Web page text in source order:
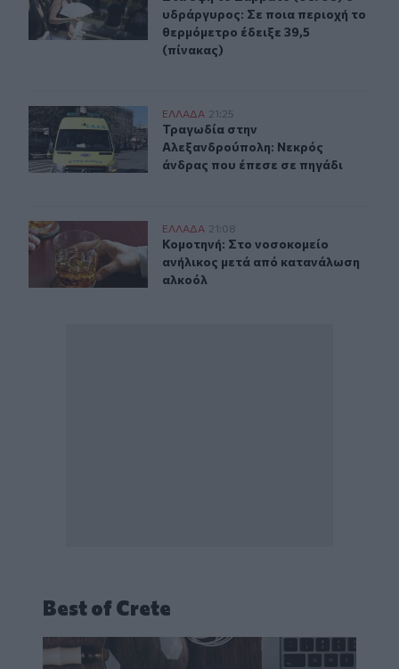
υδράργυρος: Σε ποια περιοχή το
θερμόμετρο έδειξε 39,5
(πίνακας)
Τραγωδία στην Αλεξανδρούπολη: Νεκρός άνδρας που
ΕΛΛAΔΑ 21:25
Τραγωδία στην Αλεξανδρούπολη:
Τραγωδία στην
Αλεξανδρούπολη: Νεκρός
άνδρας που έπεσε σε πηγάδι
Κομοτηνή: Στο νοσοκομείο ανήλικος μετά από
ΕΛΛAΔΑ 21:08
Κομοτηνή: Στο νοσοκομείο
Κομοτηνή: Στο νοσοκομείο
ανήλικος μετά από κατανάλωση
αλκοόλ
Best of Crete